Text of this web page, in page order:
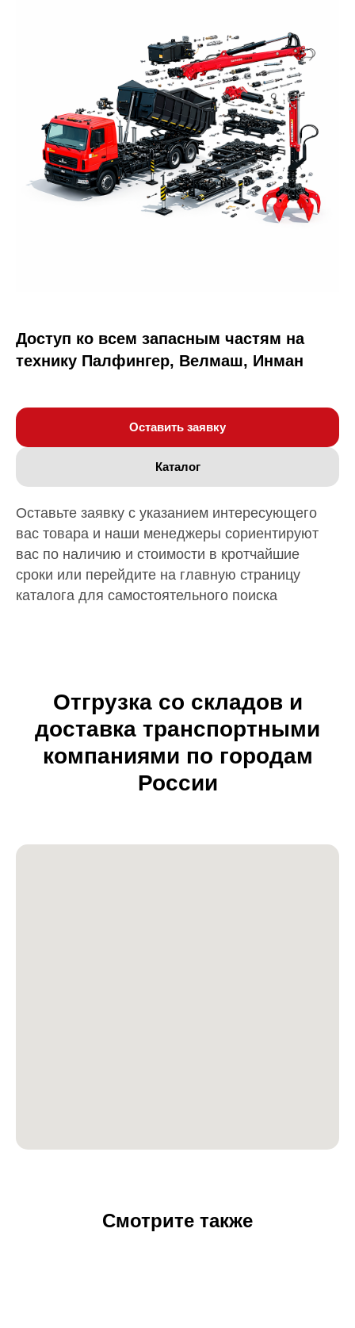
Доступ ко всем запасным частям на
технику Палфингер, Велмаш, Инман
Оставить заявку
Каталог
Оставьте заявку с указанием интересующего
вас товара и наши менеджеры сориентируют
вас по наличию и стоимости в кротчайшие
сроки или перейдите на главную страницу
каталога для самостоятельного поиска
Отгрузка со складов и
доставка транспортными
компаниями по городам
России
Смотрите также